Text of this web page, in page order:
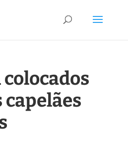
capelães